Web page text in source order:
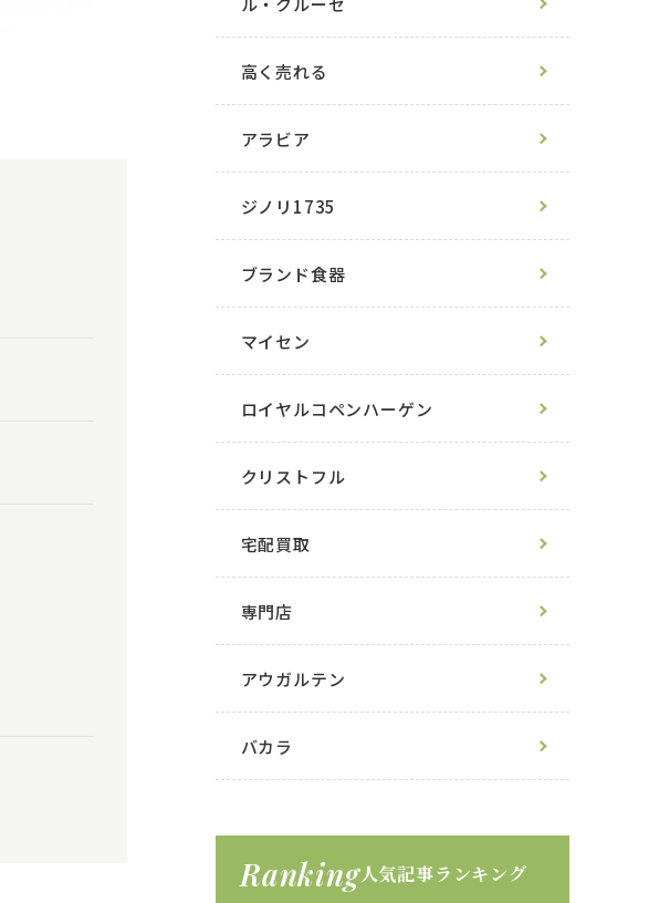
高く売れる
アラビア
ジノリ1735
ブランド食器
マイセン
ロイヤルコペンハーゲン
クリストフル
宅配買取
専門店
アウガルテン
バカラ
Ranking人気記事ランキング